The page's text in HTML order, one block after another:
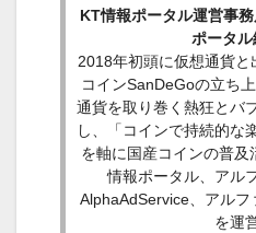
KT情報ポータル運営事
ポータ
2018年初頭に仮想通貨
コインSanDeGoの立ち
通貨を取り巻く熱狂とバ
し、「コインで持続的な
を軸に国産コインの普
情報ポータル、アル
AlphaAdService、アルフ
を運